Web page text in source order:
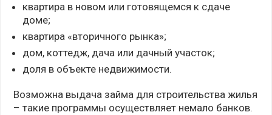
квартира в новом или готовящемся к сдаче
доме;
квартира «вторичного рынка»;
дом, коттедж, дача или дачный участок;
доля в объекте недвижимости.
Возможна выдача займа для строительства жилья
– такие программы осуществляет немало банков.